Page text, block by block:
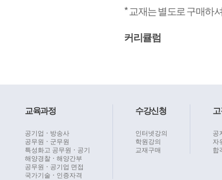
* 교재는 별도로 구매하
커리큘럼
교육과정
공기업ㆍ방송사
공무원ㆍ군무원
특성화고 공무원ㆍ공기
해양경찰ㆍ해양간부
공무원ㆍ공기업 면접
국가기술ㆍ인증자격
수강신청
인터넷강의
학원강의
교재구매
공
자
합